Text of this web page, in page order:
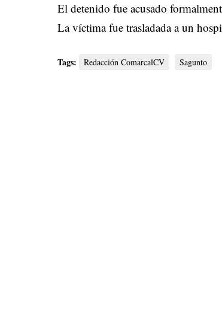
El detenido fue acusado
La víctima fue trasladada a un
Tags: Redacción ComarcalCV Sagunto